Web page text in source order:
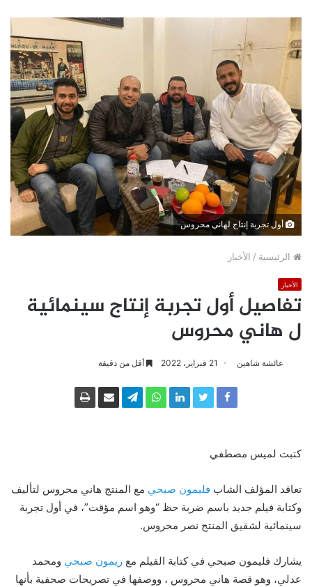
أول تجربة إنتاج لهاني محروس
الرئيسية / الأخبار
الأخبار
تفاصيل أول تجربة إنتاج سينمائية
ل هاني محروس
عائشة شاهين 21 فبراير، 2022 أقل من دقيقة
كتبت لميس مصطفي
تعاقد المؤلف الشاب فليمون صبحي مع المنتج هاني محروس لتأليف
وكتابة فيلم جديد باسم ضربة حظ “وهو اسم مؤقت”، في أول تجربة
سينمائية لشقيق المنتج نصر محروس.
يشارك فليمون صبحي في كتابة الفيلم مع ريمون صبحي ومحمد
عدلي، وهو قصة هاني محروس ، ووصفها في تصريحات صحفية بأنها